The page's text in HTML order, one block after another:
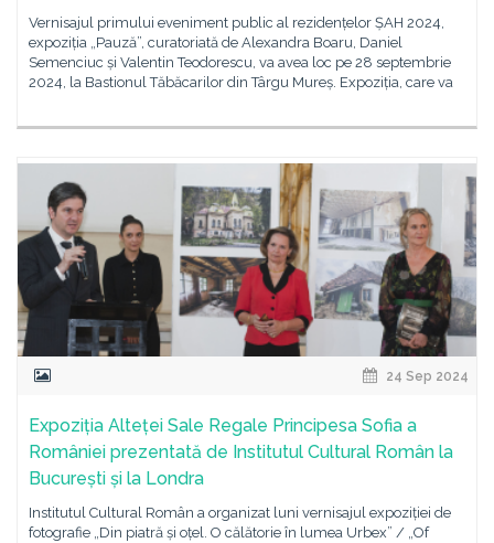
Vernisajul primului eveniment public al rezidențelor ȘAH 2024,
expoziția „Pauză”, curatoriată de Alexandra Boaru, Daniel
Semenciuc și Valentin Teodorescu, va avea loc pe 28 septembrie
2024, la Bastionul Tăbăcarilor din Târgu Mureș. Expoziția, care va
24 Sep 2024
Expoziția Alteței Sale Regale Principesa Sofia a
României prezentată de Institutul Cultural Român la
București și la Londra
Institutul Cultural Român a organizat luni vernisajul expoziției de
fotografie „Din piatră și oțel. O călătorie în lumea Urbex” / „Of